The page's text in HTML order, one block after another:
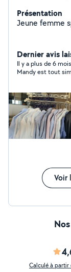
Présentation
Jeune femme
Dernier avis
Il y a plus de 6 mois
Mandy est tout
Voir
Calculé à partir